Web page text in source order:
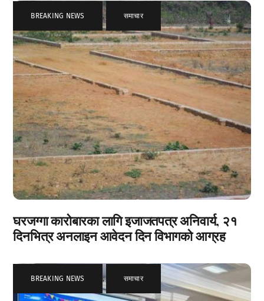
BREAKING NEWS , समाचार
घरजग्गा कारोबारका लागि इजाजतपत्र अनिवार्य, २१
दिनभित्र अनलाइन आवेदन दिन विभागको आग्रह
BREAKING NEWS , समाचार